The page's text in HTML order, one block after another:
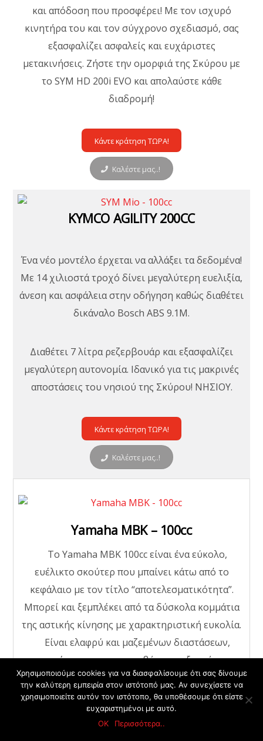
και απόδοση που προσφέρει! Με τον ισχυρό
κινητήρα του και τον σύγχρονο σχεδιασμό, σας
εξασφαλίζει ασφαλείς και ευχάριστες
μετακινήσεις. Ζήστε την ομορφιά της Σκύρου με
το SYM HD 200i EVO και απολαύστε κάθε
διαδρομή!
Κάντε κράτηση ΤΩΡΑ!
Καλέστε μας..!
KYMCO AGILITY 200CC
Ένα νέο μοντέλο έρχεται να αλλάξει τα δεδομένα!
Με 14 χιλιοστά τροχό δίνει μεγαλύτερη ευελιξία,
άνεση και ασφάλεια στην οδήγηση καθώς διαθέτει
δικάναλο Bosch ABS 9.1M.
Διαθέτει 7 λίτρα ρεζερβουάρ και εξασφαλίζει
μεγαλύτερη αυτονομία. Ιδανικό για τις μακρινές
αποστάσεις του νησιού της Σκύρου! ΝΗΣΙΟΥ.
Κάντε κράτηση ΤΩΡΑ!
Καλέστε μας..!
Yamaha MBK – 100cc
Το Yamaha MBK 100cc είναι ένα εύκολο,
ευέλικτο σκούτερ που μπαίνει κάτω από το
κεφάλαιο με τον τίτλο “αποτελεσματικότητα”.
Μπορεί και ξεμπλέκει από τα δύσκολα κομμάτια
της αστικής κίνησης με χαρακτηριστική ευκολία.
Είναι ελαφρύ και μαζεμένων διαστάσεων,
επιτρέποντας στους αναβάτες ανεξαρτήτως
εμπειρίας να κινηθούν γρήγορα και με ασφάλεια.
Κάντε κράτηση ΤΩΡΑ!
Back
Χρησιμοποιούμε cookies για να διασφαλίσουμε ότι σας δίνουμε
την καλύτερη εμπειρία στον ιστότοπό μας. Αν συνεχίσετε να
χρησιμοποιείτε αυτόν τον ιστότοπο, θα υποθέσουμε ότι είστε
ευχαριστημένοι με αυτό.
ΟΚ
Περισσότερα..